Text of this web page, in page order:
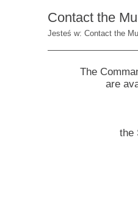
Contact the
Jesteś w: Contact the
The
are
the